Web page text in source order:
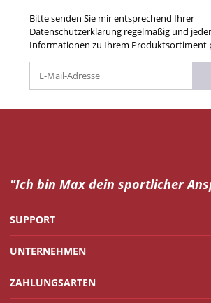
Bitte senden Sie mir entsprechend Ihrer
Datenschutzerklärung regelmäßig und
Informationen zu Ihrem Produktsortiment
"Ich bin Max dein sportlicher
SUPPORT
UNTERNEHMEN
ZAHLUNGSARTEN